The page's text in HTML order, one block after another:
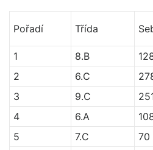
Pořadí Třída
1
8.B
2
6.C
3
9.C
4
6.A
5
7.C 70